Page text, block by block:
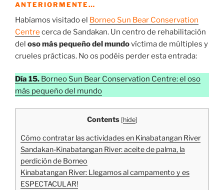
ANTERIORMENTE…
Habíamos visitado el Borneo Sun Bear Conservation
Centre cerca de Sandakan. Un centro de rehabilitación
del oso más pequeño del mundovíctima de múltiples y
crueles prácticas. No os podéis perder esta entrada:
Día 15. Borneo Sun Bear Conservation Centre: el oso
más pequeño del mundo
Contents [hide]
Cómo contratar las actividades en Kinabatangan River
Sandakan-Kinabatangan River: aceite de palma, la
perdición de Borneo
Kinabatangan River: Llegamos al campamento y es
ESPECTACULAR!